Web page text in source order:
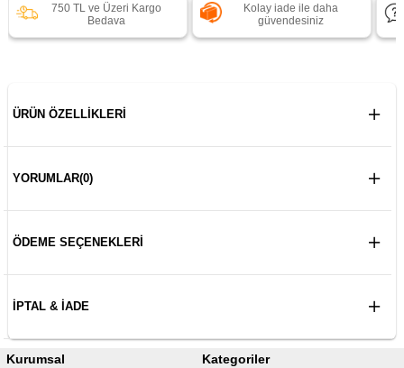
750 TL ve Üzeri Kargo
Bedava
Kolay iade ile daha
güvendesiniz
ÜRÜN ÖZELLIKLERI
YORUMLAR(0)
ÖDEME SEÇENEKLERI
İPTAL & İADE
Kurumsal Kategoriler